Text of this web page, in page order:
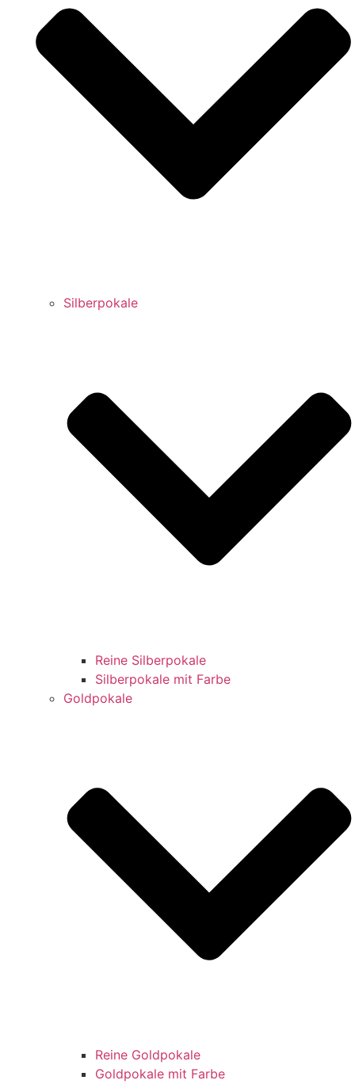
Silberpokale
Reine Silberpokale
Silberpokale mit Farbe
Goldpokale
Reine Goldpokale
Goldpokale mit Farbe